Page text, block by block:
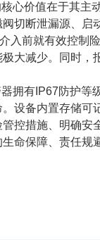
心价值在于其主
切断泄漏源、启
入前就有效控制
大减少。同时，
拥有IP67防护等
设备内置存储可
控措施、明确安
命保障、责任规